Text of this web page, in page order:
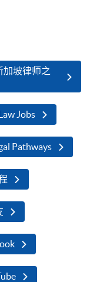
加坡律师之
Jobs
Pathways